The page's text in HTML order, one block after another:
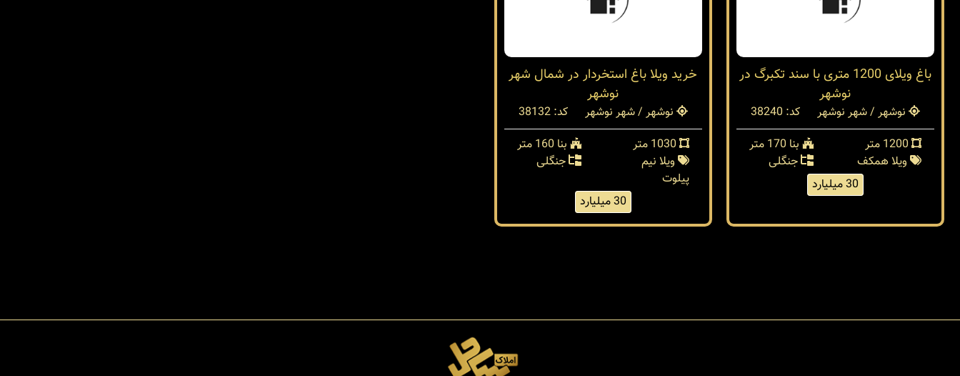
باغ ویلای 1200 متری با سند تکبرگ در
نوشهر
نوشهر / شهر نوشهر
کد: 38240
ویلا همکف
30 میلیارد
خرید ویلا باغ استخردار در شمال شهر
نوشهر
نوشهر / شهر نوشهر
کد: 38132
1030 متر